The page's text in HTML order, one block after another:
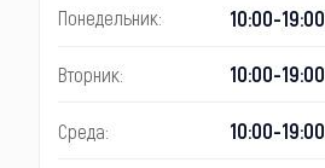
Понедельник: 10:00-19:00
Вторник: 10:00-19:00
Среда: 10:00-19:00